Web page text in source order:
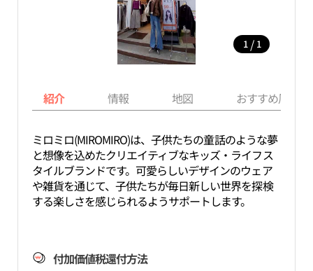
1 / 1
紹介 情報 地図 おすすめ周辺
ミロミロ(MIROMIRO)は、子供たちの童話のような夢
と想像を込めたクリエイティブなキッズ・ライフス
タイルブランドです。可愛らしいデザインのウェア
や雑貨を通じて、子供たちが毎日新しい世界を探検
する楽しさを感じられるようサポートします。
付加価値税還付方法